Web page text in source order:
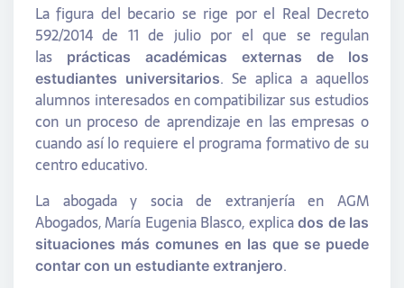
La figura del becario se rige por el Real Decreto
592/2014 de 11 de julio por el que se regulan
las prácticas académicas externas de los
estudiantes universitarios. Se aplica a aquellos
alumnos interesados en compatibilizar sus estudios
con un proceso de aprendizaje en las empresas o
cuando así lo requiere el programa formativo de su
centro educativo.
La abogada y socia de extranjería en AGM
Abogados, María Eugenia Blasco, explicados de las
situaciones más comunes en las que se puede
contar con un estudiante extranjero.